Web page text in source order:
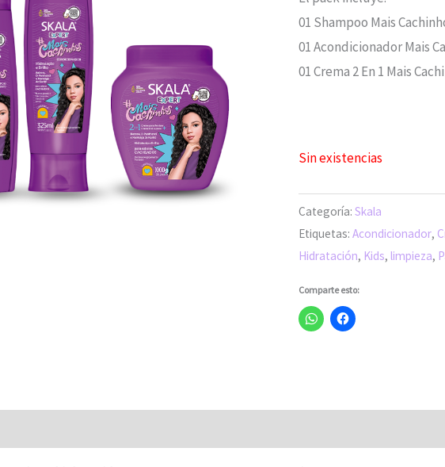
era:
S/
01 Shampoo Mais
01 Acondicionador Mais
01 Crema 2 En 1 Mais
Sin existencias
Categoría: Skala
Etiquetas: Acondicionador,
Hidratación, Kids, limpieza,
Comparte esto: